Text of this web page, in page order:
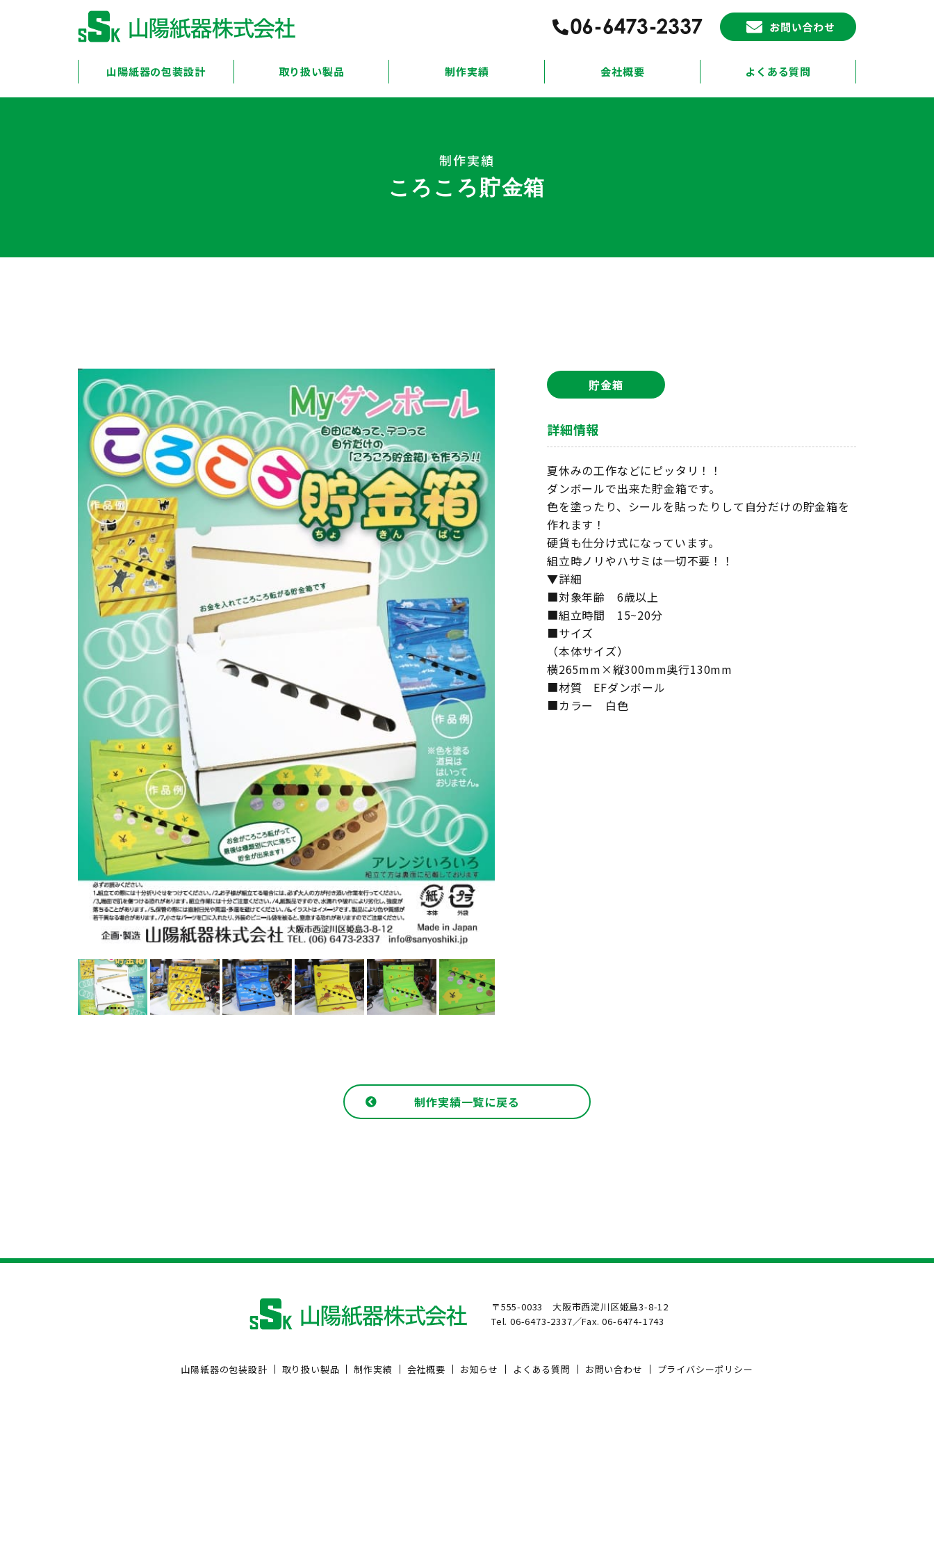
山陽紙器の包装設計 取り扱い製品 制作実績 会社概要 よくある質問
制作実績
ころころ貯金箱
貯金箱
詳細情報
夏休みの工作などにピッタリ！！
ダンボールで出来た貯金箱です。
色を塗ったり、シールを貼ったりして自分だけの貯金箱を
作れます！
硬貨も仕分け式になっています。
組立時ノリやハサミは一切不要！！
▼詳細
■対象年齢 6歳以上
■組立時間 15~20分
■サイズ
（本体サイズ）
横265mm×縦300mm奥行130mm
■材質 EFダンボール
■カラー 白色
制作実績一覧に戻る
〒555-0033 大阪市西淀川区姫島3-8-12
Tel. 06-6473-2337／Fax. 06-6474-1743
山陽紙器の包装設計 取り扱い製品 制作実績 会社概要 お知らせ よくある質問 お問い合わせ プライバシーポリシー